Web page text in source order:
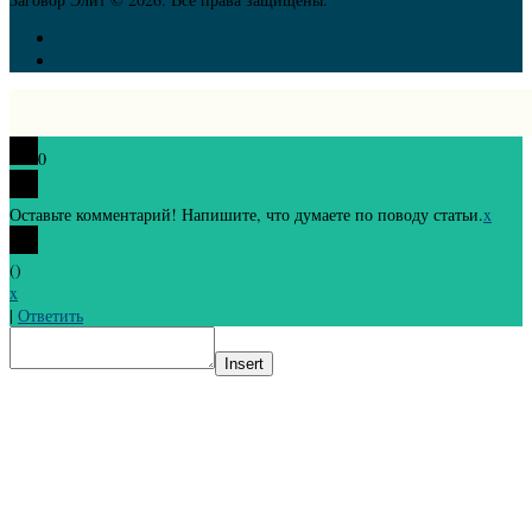
0
Оставьте комментарий! Напишите, что думаете по поводу статьи.x
()
x
| Ответить
Insert